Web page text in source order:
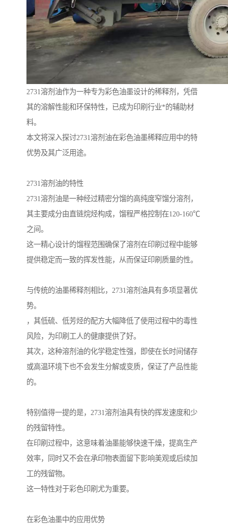
2731溶剂油作为一种专为彩色油墨设计的稀释剂，凭借
其的溶解性能和环保特性，已成为印刷行业*的辅助材
料。
本文将深入探讨2731溶剂油在彩色油墨稀释应用中的特
优势及其广泛用途。
2731溶剂油的特性
2731溶剂油是一种经过精密分馏的高纯度窄馏分溶剂，
其主要成分由直链烷烃构成，馏程严格控制在120-160℃
之间。
这一精心设计的馏程范围确保了溶剂在印刷过程中能够
提供稳定而一致的挥发性能，从而保证印刷质量的性。
与传统的油墨稀释剂相比，2731溶剂油具有多项显著优
势。
，其低硫、低芳烃的配方大幅降低了使用过程中的毒性
风险，为印刷工人的健康提供了好。
其次，这种溶剂油的化学稳定性强，即使在长时间储存
或高温环境下也不会发生分解或变质，保证了产品性能
的。
特别值得一提的是，2731溶剂油具有快的挥发速度和少
的残留特性。
在印刷过程中，这意味着油墨能够快速干燥，提高生产
效率，同时又不会在承印物表面留下影响美观或后续加
工的残留物。
这一特性对于彩色印刷尤为重要。
在彩色油墨中的应用优势